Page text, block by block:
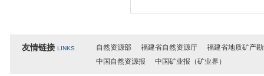
友情链接 LINKS 自然资源部 福建省自然资源厅
福建省地质矿产
中国自然资源报
中国矿业报（矿业界）